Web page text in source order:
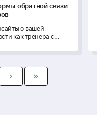
обратной связи
о вашей
как тренера с
для измерения
областей для